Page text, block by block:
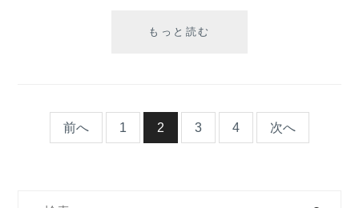
もっと読む
前へ 1 2 3 4 次へ